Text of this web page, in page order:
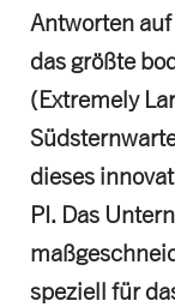
Antworten auf
das größte
(Extremely
dieses
PI. Das
speziell für